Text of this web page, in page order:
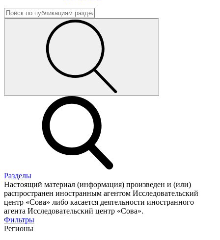
Разделы
Настоящий материал (информация) произведен и (или)
распространен иностранным агентом Исследовательский
центр «Сова» либо касается деятельности иностранного
агента Исследовательский центр «Сова».
Фильтры
Регионы